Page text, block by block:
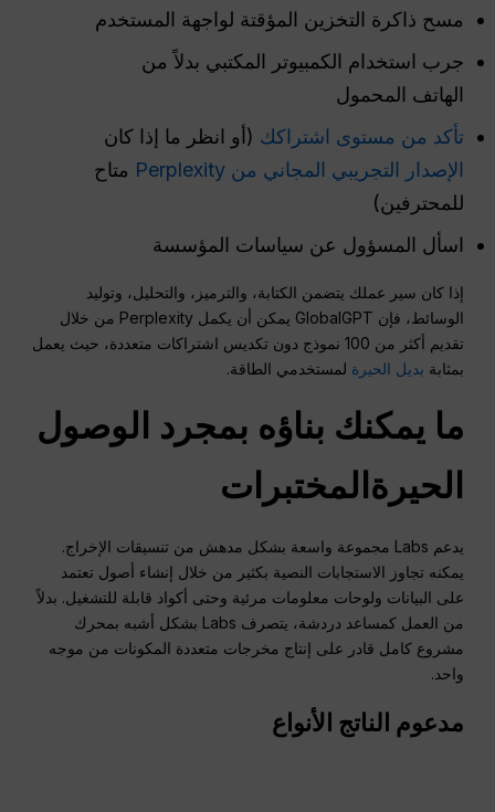
مسح ذاكرة التخزين المؤقتة لواجهة المستخدم
جرب استخدام الكمبيوتر المكتبي بدلاً من
الهاتف المحمول
تأكد من مستوى اشتراكك (أو انظر ما إذا كان
الإصدار التجريبي المجاني من Perplexity
متاح
للمحترفين)
اسأل المسؤول عن سياسات المؤسسة
إذا كان سير عملك يتضمن الكتابة، والترميز، والتحليل، وتوليد
الوسائط، فإن GlobalGPT يمكن أن يكمل Perplexity من خلال
تقديم أكثر من 100 نموذج دون تكديس اشتراكات متعددة، حيث يعمل
بمثابة بديل الحيرة لمستخدمي الطاقة.
ما يمكنك بناؤه بمجرد الوصول
الحيرة المختبرات
يدعم Labs مجموعة واسعة بشكل مدهش من تنسيقات الإخراج.
يمكنه تجاوز الاستجابات النصية بكثير من خلال إنشاء أصول تعتمد
على البيانات ولوحات معلومات مرئية وحتى أكواد قابلة للتشغيل. بدلاً
من العمل كمساعد دردشة، يتصرف Labs بشكل أشبه بمحرك
مشروع كامل قادر على إنتاج مخرجات متعددة المكونات من موجه
واحد.
مدعوم الناتج الأنواع